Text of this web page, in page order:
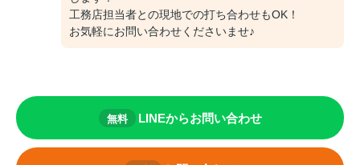
工務店担当者との現地での打ち合わせもOK！
お気軽にお問い合わせくださいませ♪
無料 LINEからお問い合わせ